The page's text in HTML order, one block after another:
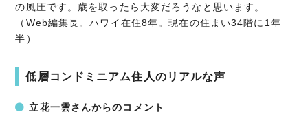
の風圧です。歳を取ったら大変だろうなと思います。
（Web編集長。ハワイ在住8年。現在の住まい34階に1年
半）
低層コンドミニアム住人のリアルな声
立花一雲さんからのコメント